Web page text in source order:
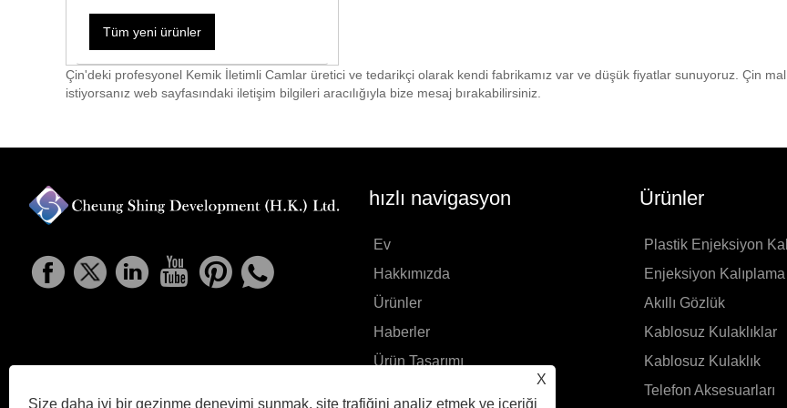
Tüm yeni ürünler
Çin'deki profesyonel Kemik İletimli Camlar üretici ve tedarikçi olarak kendi fabrikamız var ve düşük fiyatlar sunuyoruz. Çin
istiyorsanız web sayfasındaki iletişim bilgileri aracılığıyla bize mesaj bırakabilirsiniz.
X
Size daha iyi bir gezinme deneyimi sunmak, site trafiğini analiz etmek ve içeriği
hızlı navigasyon
Ev
Hakkımızda
Ürünler
Haberler
Ürün Tasarımı
Ürünler
Plastik Enjeksiyon
Enjeksiyon Kalıplama
Akıllı Gözlük
Kablosuz Kulaklıklar
Kablosuz Kulaklık
Telefon Aksesuarları